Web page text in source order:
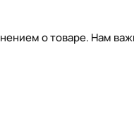
о товаре. Нам